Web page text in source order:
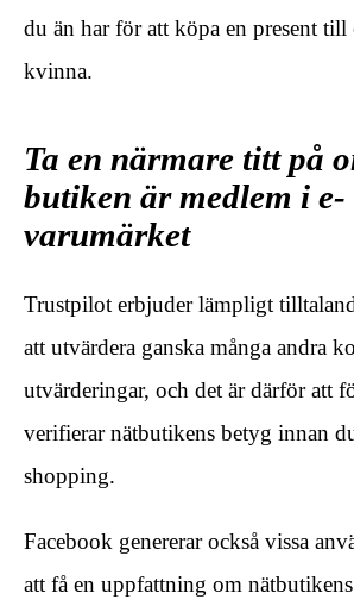
du än har för att köpa en present till
kvinna.
Ta en närmare titt på
butiken är medlem i e-
varumärket
Trustpilot erbjuder lämpligt
att utvärdera ganska många andra
utvärderingar, och det är därför att
verifierar nätbutikens betyg innan
shopping.
Facebook genererar också vissa
att få en uppfattning om